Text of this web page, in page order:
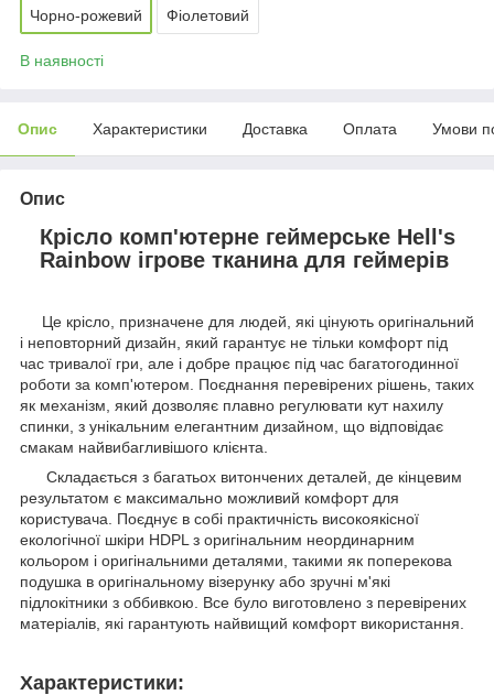
Чорно-рожевий Фіолетовий
В наявності
Опис Характеристики Доставка Оплата Умови
Опис
Крісло комп'ютерне геймерське Hell's
Rainbow ігрове тканина для геймерів
Це крісло, призначене для людей, які цінують оригінальний
і неповторний дизайн, який гарантує не тільки комфорт під
час тривалої гри, але і добре працює під час багатогодинної
роботи за комп'ютером. Поєднання перевірених рішень, таких
як механізм, який дозволяє плавно регулювати кут нахилу
спинки, з унікальним елегантним дизайном, що відповідає
смакам найвибагливішого клієнта.
Складається з багатьох витончених деталей, де кінцевим
результатом є максимально можливий комфорт для
користувача. Поєднує в собі практичність високоякісної
екологічної шкіри HDPL з оригінальним неординарним
кольором і оригінальними деталями, такими як поперекова
подушка в оригінальному візерунку або зручні м'які
підлокітники з оббивкою. Все було виготовлено з перевірених
матеріалів, які гарантують найвищий комфорт використання.
Характеристики: